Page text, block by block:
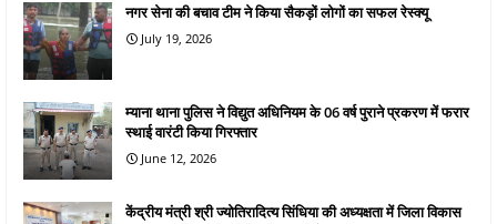
नगर सेना की बचाव टीम ने किया सैकड़ों लोगों का सफल रेस्क्यू
July 19, 2026
म्याना थाना पुलिस ने विद्युत अधिनियम के 06 वर्ष पुराने प्रकरण में फरार
स्थाई वारंटी किया गिरफ्तार
June 12, 2026
केंद्रीय मंत्री श्री ज्योतिरादित्य सिंधिया की अध्यक्षता में जिला विकास